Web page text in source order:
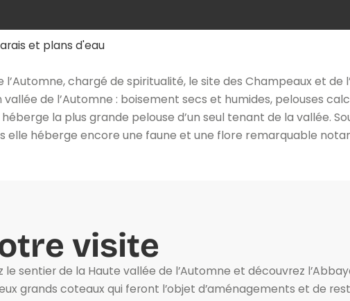
et plans d'eau
chargé de spiritualité, le site des Champeaux et de
de l’Automne : boisement secs et humides, pelouses
la plus grande pelouse d’un seul tenant de la vallée.
elle héberge encore une faune et une flore remarquable
visite
sentier de la Haute vallée de l’Automne et découvrez
grands coteaux qui feront l’objet d’aménagements et de